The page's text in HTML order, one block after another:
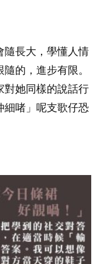
隨長大，學懂人情
的，進步有限。
對她同樣的說話行
細啫」呢支歌仔恐